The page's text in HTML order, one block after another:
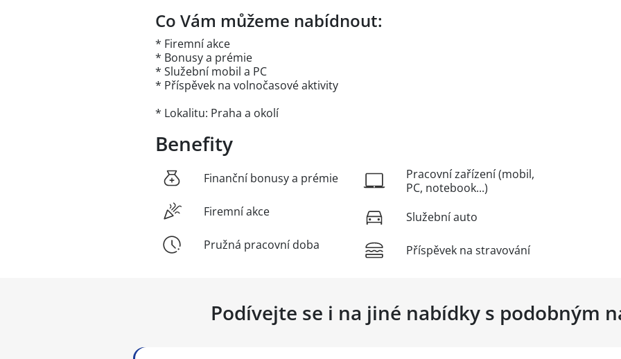
Co Vám můžeme nabídnout:
* Firemní akce
* Bonusy a prémie
* Služební mobil a PC
* Příspěvek na volnočasové aktivity
* Lokalitu: Praha a okolí
Benefity
Finanční bonusy a prémie
Firemní akce
Pružná pracovní doba
Pracovní zařízení (mobil,
PC, notebook...)
Služební auto
Příspěvek na stravování
Podívejte se i na jiné nabídky s podobným